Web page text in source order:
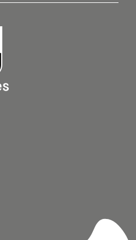
on: facebook